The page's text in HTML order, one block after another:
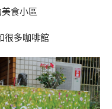
食小區
很多咖啡館